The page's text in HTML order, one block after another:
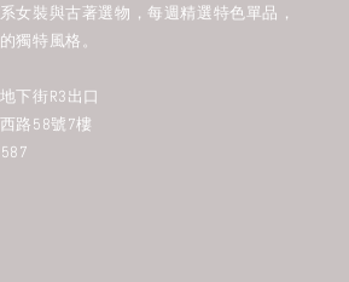
女裝與古著選物，每週精選特色單品，
獨特風格。
下街R3出口
路58號7樓